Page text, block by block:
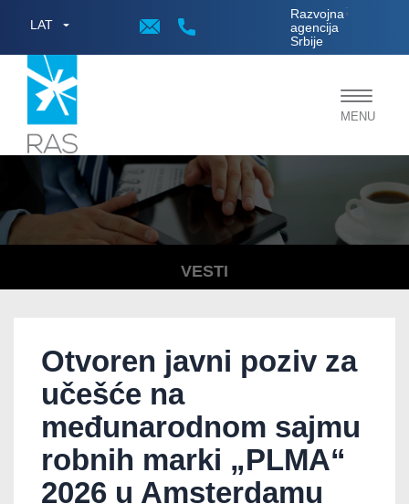
LAT
Razvojna
agencija
Srbije
;
Toggle
MENU
VESTI
Otvoren javni poziv za
učešće na
međunarodnom sajmu
robnih marki „PLMA“
2026 u Amsterdamu